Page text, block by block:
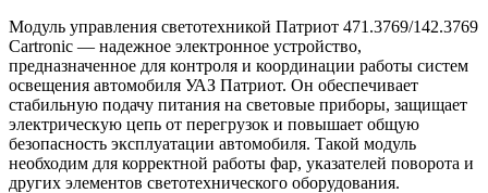
(горизонт.
ра
Модуль управления светотехникой Патриот 471.3769/142.3769
Cartronic — надежное электронное устройство,
предназначенное для контроля и координации работы систем
освещения автомобиля УАЗ Патриот. Он обеспечивает
стабильную подачу питания на световые приборы, защищает
электрическую цепь от перегрузок и повышает общую
безопасность эксплуатации автомобиля. Такой модуль
необходим для корректной работы фар, указателей поворота и
других элементов светотехнического оборудования.